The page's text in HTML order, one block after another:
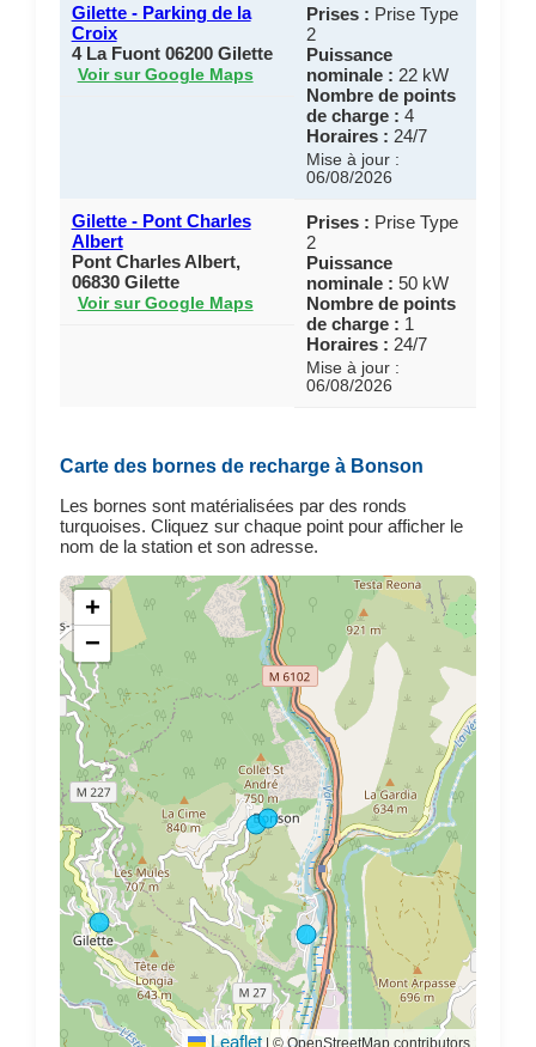
Gilette - Parking de la
Croix
4 La Fuont 06200 Gilette
Voir sur Google Maps
Prises : Prise Type
2
Puissance
nominale : 22 kW
Nombre de points
de charge : 4
Horaires : 24/7
Mise à jour :
06/08/2026
Gilette - Pont Charles
Albert
Pont Charles Albert,
06830 Gilette
Voir sur Google Maps
Prises : Prise Type
2
Puissance
nominale : 50 kW
Nombre de points
de charge : 1
Horaires : 24/7
Mise à jour :
06/08/2026
Carte des bornes de recharge à Bonson
Les bornes sont matérialisées par des ronds
turquoises. Cliquez sur chaque point pour afficher le
nom de la station et son adresse.
+
−
Leaflet | © OpenStreetMap contributors